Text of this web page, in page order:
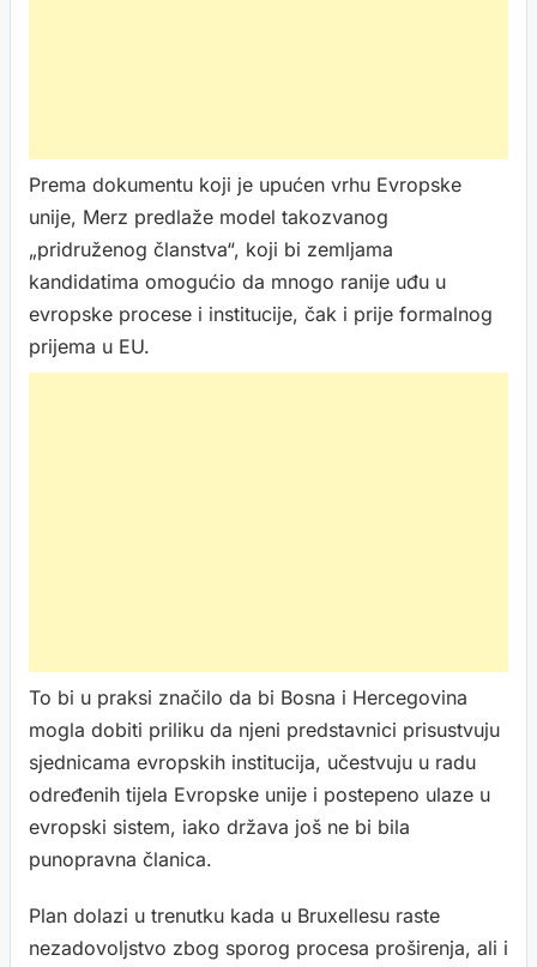
Prema dokumentu koji je upućen vrhu Evropske
unije, Merz predlaže model takozvanog
„pridruženog članstva“, koji bi zemljama
kandidatima omogućio da mnogo ranije uđu u
evropske procese i institucije, čak i prije formalnog
prijema u EU.
To bi u praksi značilo da bi Bosna i Hercegovina
mogla dobiti priliku da njeni predstavnici prisustvuju
sjednicama evropskih institucija, učestvuju u radu
određenih tijela Evropske unije i postepeno ulaze u
evropski sistem, iako država još ne bi bila
punopravna članica.
Plan dolazi u trenutku kada u Bruxellesu raste
nezadovoljstvo zbog sporog procesa proširenja, ali i